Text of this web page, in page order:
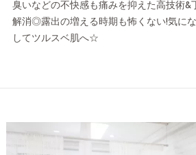
臭いなどの不快感も痛みを抑えた高技術&
解消◎露出の増える時期も怖くない!気に
してツルスベ肌へ☆